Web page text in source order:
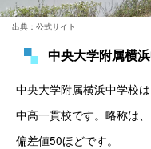
出典：公式サイト
中央大学附属横
中央大学附属横浜中学校
中高一貫校です。略称は
偏差値50ほどです。